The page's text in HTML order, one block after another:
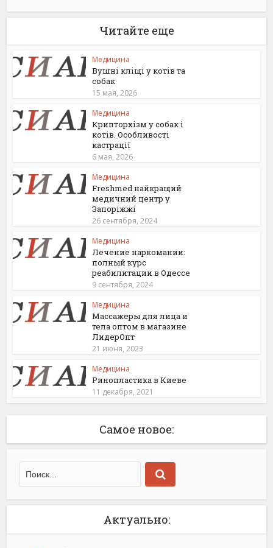
Читайте еще
Медицина
Вушні кліщі у котів та
собак
15 мая, 2026
Медицина
Крипторхізм у собак і
котів. Особливості
кастрації
6 мая, 2026
Медицина
Freshmed найкращий
медичний центр у
Запоріжжі
26 сентября, 2024
Медицина
Лечение наркомании:
полный курс
реабилитации в Одессе
9 сентября, 2024
Медицина
Массажеры для лица и
тела оптом в магазине
ЛидерОпт
21 июня, 2023
Медицина
Ринопластика в Киеве
11 декабря, 2021
Самое новое:
Актуально: